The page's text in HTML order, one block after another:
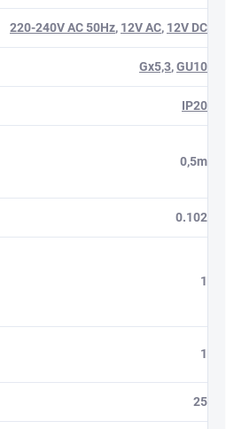
220-240V AC 50Hz, 12V AC, 12V DC
Gx5,3,GU10
IP20
0,5m
0.102
1
1
25